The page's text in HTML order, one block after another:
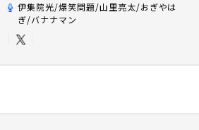
伊集院光/爆笑問題/山里亮太/おぎやは
ぎ/バナナマン